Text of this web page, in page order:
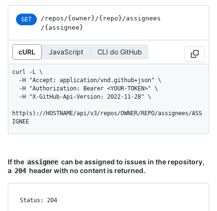
GET /repos /{owner} /{repo} /assignees
/{assignee}
cURL JavaScript CLI do GitHub
curl -L \
http(s)://HOSTNAME/api/v3/repos/OWNER/REPO/assignees/ASS
IGNEE
If the assignee can be assigned to issues in the repository,
a 204 header with no content is returned.
Status: 204